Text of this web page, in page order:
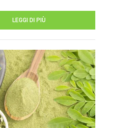
LEGGI DI PIÙ